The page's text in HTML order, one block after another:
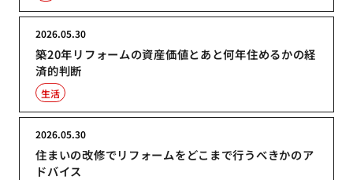
築20年リフォームの資産価値とあと何年住めるかの経
済的判断
2026.05.30
生活
住まいの改修でリフォームをどこまで行うべきかのア
ドバイス
2026.05.30